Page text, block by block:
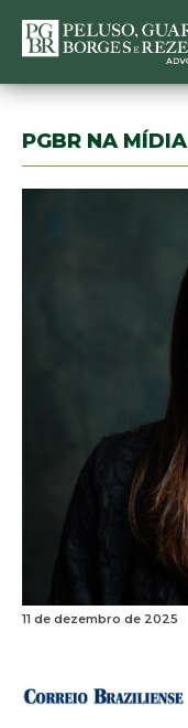
PGBR NA MÍDIA
11 de dezembro de 2025